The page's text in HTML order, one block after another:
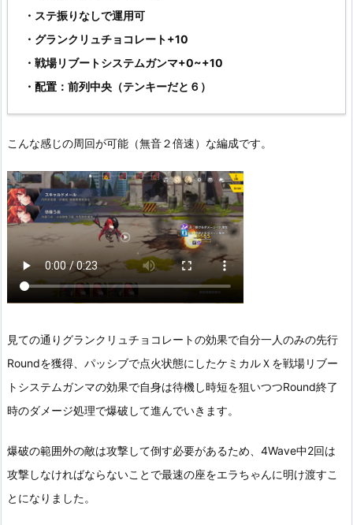
・ステ振りなしで運用可
・グランクリュチョコレート+10
・戦場リブートシステムガンマ+0~+10
・配置：前列中央（テンキーだと６）
こんな感じの周回が可能（無音２倍速）な編成です。
見ての通りグランクリュチョコレートの効果で自分一人のみの先行
Roundを獲得、パッシブで点火状態にしたケミカルＸを戦場リブー
トシステムガンマの効果で自身は待機し時短を狙いつつRound終了
時のダメージ処理で爆破して進んでいきます。
爆破の範囲外の敵は攻撃して倒す必要があるため、4Wave中2回は
攻撃しなければならないことで最速の座をエラちゃんに明け渡すこ
とになりました。